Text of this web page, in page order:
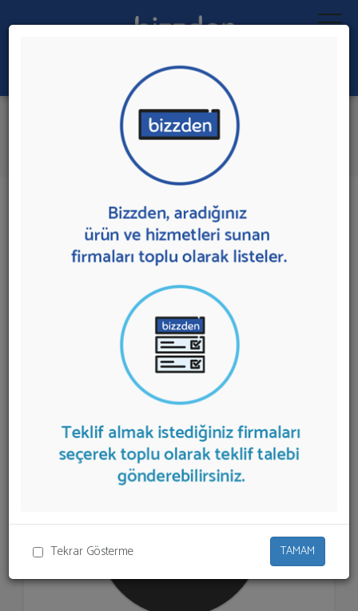
Tekrar Gösterme TAMAM
Ara:
Dans Kursu
İlk 5 Firmaya Mesaj Gönder
23 sonuç bulundu.
sunan firmalar aşağıda listelenmektedir.
teklifi almak için listeden seçim yapıp ya da
"İlk 5 Firmadan Teklif İste" kısmından toplu olarak teklif
talebinizi firmalara aktarabilirsiniz.